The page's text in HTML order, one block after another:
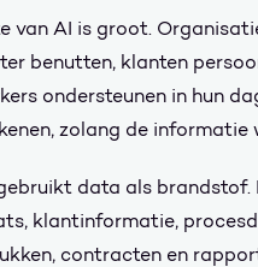
van AI is groot.
benutten, klanten
ondersteunen in hun
zolang de
data als brandstof.
klantinformatie,
contracten en